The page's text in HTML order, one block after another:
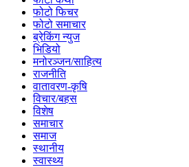
फोटो फिचर
फोटो समाचार
ब्रेकिंग न्युज
भिडियो
मनोरञ्जन/साहित्य
राजनीति
वातावरण-कृषि
विचार/बहस
विशेष
समाचार
समाज
स्थानीय
स्वास्थ्य